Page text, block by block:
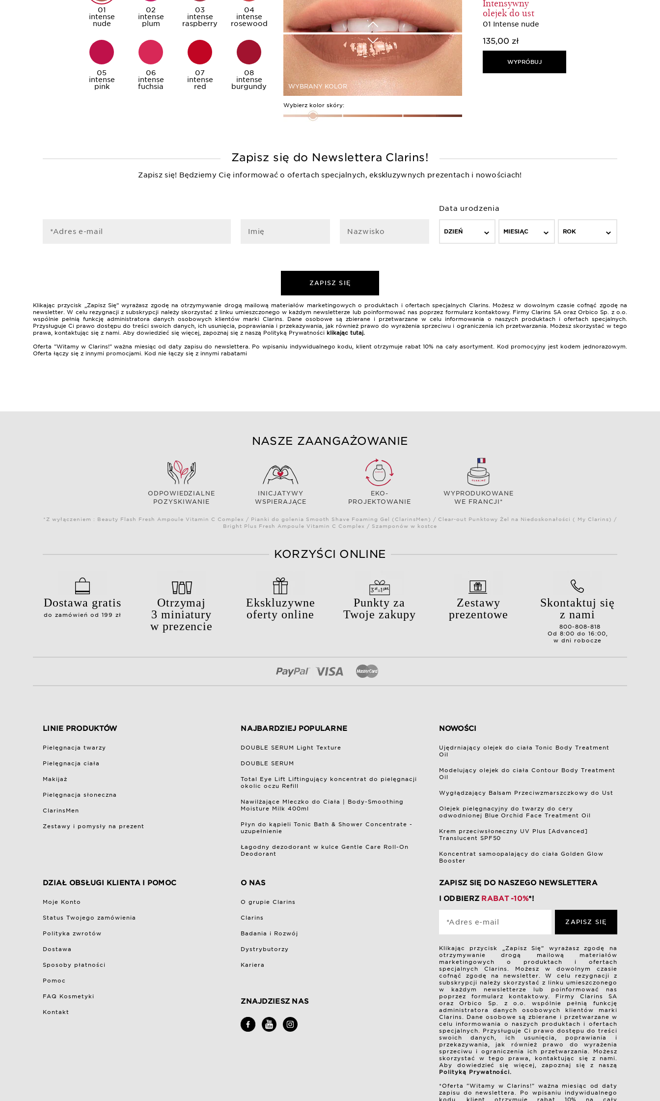
01
intense
nude
WYBRANY KOLOR
Wybierz kolor skóry:
olejek do ust
01 Intense nude
135,00 zł
WYPRÓBUJ
02
intense
plum
03
intense
raspberry
04
intense
rosewood
05
intense
pink
06
intense
fuchsia
07
intense
red
08
intense
burgundy
Zapisz się do Newslettera Clarins!
Zapisz się! Będziemy Cię informować o ofertach specjalnych, ekskluzywnych prezentach i nowościach!
*Adres e-mail Imię Nazwisko
Data urodzenia
DZIEŃ MIESIĄC ROK
ZAPISZ SIĘ
Klikając przycisk „Zapisz Się” wyrażasz zgodę na otrzymywanie drogą mailową materiałów marketingowych o produktach i ofertach specjalnych Clarins. Możesz w dowolnym czasie cofnąć zgodę na
newsletter. W celu rezygnacji z subskrypcji należy skorzystać z linku umieszczonego w każdym newsletterze lub poinformować nas poprzez formularz kontaktowy. Firmy Clarins SA oraz Orbico Sp. z o.o.
wspólnie pełnią funkcję administratora danych osobowych klientów marki Clarins. Dane osobowe są zbierane i przetwarzane w celu informowania o naszych produktach i ofertach specjalnych.
Przysługuje Ci prawo dostępu do treści swoich danych, ich usunięcia, poprawiania i przekazywania, jak również prawo do wyrażenia sprzeciwu i ograniczenia ich przetwarzania. Możesz skorzystać w tego
prawa, kontaktując się z nami. Aby dowiedzieć się więcej, zapoznaj się z naszą Polityką Prywatności klikając tutaj.
Oferta "Witamy w Clarins!" ważna miesiąc od daty zapisu do newslettera. Po wpisaniu indywidualnego kodu, klient otrzymuje rabat 10% na cały asortyment. Kod promocyjny jest kodem jednorazowym.
Oferta łączy się z innymi promocjami. Kod nie łączy się z innymi rabatami
NASZE ZAANGAŻOWANIE
ODPOWIEDZIALNE
POZYSKIWANIE
INICJATYWY
WSPIERAJĄCE
EKO-
PROJEKTOWANIE
WYPRODUKOWANE
WE FRANCJI*
*Z wyłączeniem : Beauty Flash Fresh Ampoule Vitamin C Complex / Pianki do golenia Smooth Shave Foaming Gel (ClarinsMen) / Clear-out Punktowy Żel na Niedoskonałości ( My Clarins) /
Bright Plus Fresh Ampoule Vitamin C Complex / Szamponów w kostce
KORZYŚCI ONLINE
Dostawa gratis
do zamówień od 199 zł
Otrzymaj
3 miniatury
w prezencie
Ekskluzywne
oferty online
Punkty za
Twoje zakupy
Zestawy
prezentowe
Skontaktuj się
z nami
800-808-818
Od 8:00 do 16:00,
w dni robocze
LINIE PRODUKTÓW
Pielęgnacja twarzy
Pielęgnacja ciała
Makijaż
Pielęgnacja słoneczna
ClarinsMen
Zestawy i pomysły na prezent
NAJBARDZIEJ POPULARNE
DOUBLE SERUM Light Texture
DOUBLE SERUM
Total Eye Lift Liftingujący koncentrat do pielęgnacji
okolic oczu Refill
Nawilżające Mleczko do Ciała | Body-Smoothing
Moisture Milk 400ml
Płyn do kąpieli Tonic Bath & Shower Concentrate -
uzupełnienie
Łagodny dezodorant w kulce Gentle Care Roll-On
Deodorant
NOWOŚCI
Ujędrniający olejek do ciała Tonic Body Treatment
Oil
Modelujący olejek do ciała Contour Body Treatment
Oil
Wygłądzający Balsam Przeciwzmarszczkowy do Ust
Olejek pielęgnacyjny do twarzy do cery
odwodnionej Blue Orchid Face Treatment Oil
Krem przeciwsłoneczny UV Plus [Advanced]
Translucent SPF50
Koncentrat samoopalający do ciała Golden Glow
Booster
DZIAŁ OBSŁUGI KLIENTA I POMOC
Moje Konto
Status Twojego zamówienia
Polityka zwrotów
Dostawa
Sposoby płatności
Pomoc
FAQ Kosmetyki
Kontakt
O NAS
O grupie Clarins
Clarins
Badania i Rozwój
Dystrybutorzy
Kariera
ZNAJDZIESZ NAS
ZAPISZ SIĘ DO NASZEGO NEWSLETTERA
I ODBIERZ RABAT -10%*!
*Adres e-mail ZAPISZ SIĘ
Klikając przycisk „Zapisz Się” wyrażasz zgodę na
otrzymywanie drogą mailową materiałów
marketingowych o produktach i ofertach
specjalnych Clarins. Możesz w dowolnym czasie
cofnąć zgodę na newsletter. W celu rezygnacji z
subskrypcji należy skorzystać z linku umieszczonego
w każdym newsletterze lub poinformować nas
poprzez formularz kontaktowy. Firmy Clarins SA
oraz Orbico Sp. z o.o. wspólnie pełnią funkcję
administratora danych osobowych klientów marki
Clarins. Dane osobowe są zbierane i przetwarzane w
celu informowania o naszych produktach i ofertach
specjalnych. Przysługuje Ci prawo dostępu do treści
swoich danych, ich usunięcia, poprawiania i
przekazywania, jak również prawo do wyrażenia
sprzeciwu i ograniczenia ich przetwarzania. Możesz
skorzystać w tego prawa, kontaktując się z nami.
Aby dowiedzieć się więcej, zapoznaj się z naszą
Polityką Prywatności.
*Oferta "Witamy w Clarins!" ważna miesiąc od daty
zapisu do newslettera. Po wpisaniu indywidualnego
kodu, klient otrzymuje rabat 10% na cały